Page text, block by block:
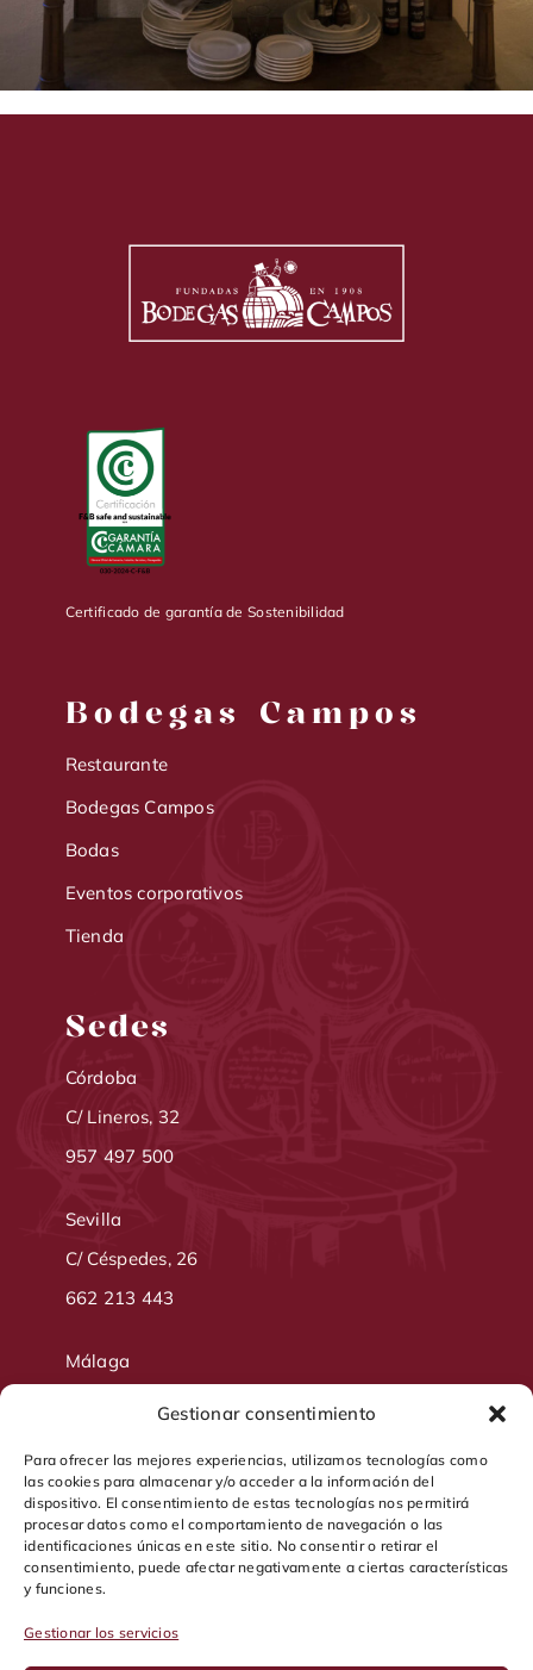
Gestionar consentimiento
Para ofrecer las mejores experiencias, utilizamos tecnologías como
las cookies para almacenar y/o acceder a la información del
dispositivo. El consentimiento de estas tecnologías nos permitirá
procesar datos como el comportamiento de navegación o las
identificaciones únicas en este sitio. No consentir o retirar el
consentimiento, puede afectar negativamente a ciertas características
y funciones.
Gestionar los servicios
Certificado de garantía de Sostenibilidad
Bodegas Campos
Restaurante
Bodegas Campos
Bodas
Eventos corporativos
Tienda
Sedes
Córdoba
C/ Lineros, 32
957 497 500
Sevilla
C/ Céspedes, 26
662 213 443
Málaga
648 684 642
Síguenos en: